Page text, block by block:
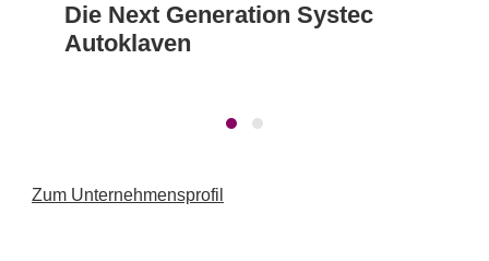
Die Next Generation Systec
Autoklaven
Zum Unternehmensprofil